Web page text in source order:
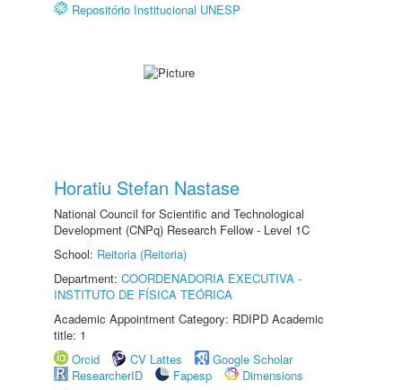
Repositório Institucional UNESP
Horatiu Stefan Nastase
National Council for Scientific and Technological
Development (CNPq) Research Fellow - Level 1C
School: Reitoria (Reitoria)
Department: COORDENADORIA EXECUTIVA -
INSTITUTO DE FÍSICA TEÓRICA
Academic Appointment Category: RDIPD Academic
title: 1
Orcid
CV Lattes
Google Scholar
ResearcherID
Fapesp
Dimensions